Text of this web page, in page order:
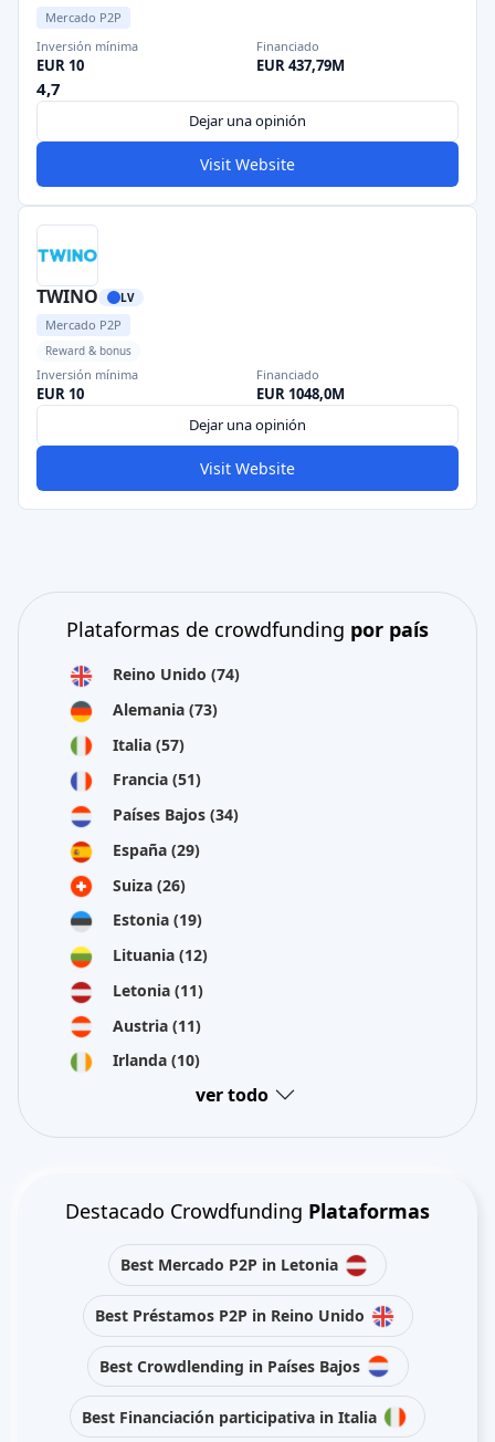
Mercado P2P
Inversión mínima
EUR 10
Financiado
EUR 437,79M
4,7
Dejar una opinión
Visit Website
TWINO LV
Mercado P2P
Reward & bonus
Inversión mínima
EUR 10
Financiado
EUR 1048,0M
Dejar una opinión
Visit Website
Plataformas de crowdfunding por país
Reino Unido (74)
Alemania (73)
Italia (57)
Francia (51)
Países Bajos (34)
España (29)
Suiza (26)
Estonia (19)
Lituania (12)
Letonia (11)
Austria (11)
Irlanda (10)
ver todo
Destacado Crowdfunding Plataformas
Best Mercado P2P in Letonia
Best Préstamos P2P in Reino Unido
Best Crowdlending in Países Bajos
Best Financiación participativa in Italia